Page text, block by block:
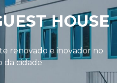
HOUSE
renovado e inovador no
da cidade